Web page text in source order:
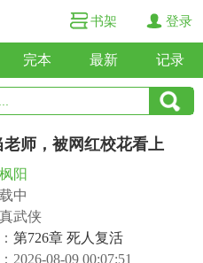
书架 登录
完本 最新 记录
师，被网红校花看上
阳
中
武侠
第726章 死人复活
2026-08-09 00:07:51